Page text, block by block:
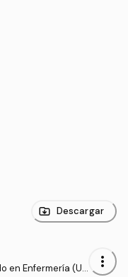
Descargar
en Enfermería (UA
more_vert